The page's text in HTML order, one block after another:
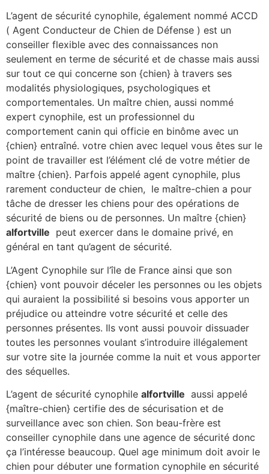
L’agent de sécurité cynophile, également nommé ACCD
( Agent Conducteur de Chien de Défense ) est un
conseiller flexible avec des connaissances non
seulement en terme de sécurité et de chasse mais aussi
sur tout ce qui concerne son {chien} à travers ses
modalités physiologiques, psychologiques et
comportementales. Un maître chien, aussi nommé
expert cynophile, est un professionnel du
comportement canin qui officie en binôme avec un
{chien} entraîné. votre chien avec lequel vous êtes sur le
point de travailler est l’élément clé de votre métier de
maître {chien}. Parfois appelé agent cynophile, plus
rarement conducteur de chien, le maître-chien a pour
tâche de dresser les chiens pour des opérations de
sécurité de biens ou de personnes. Un maître {chien}
alfortville peut exercer dans le domaine privé, en
général en tant qu’agent de sécurité.
L’Agent Cynophile sur l’île de France ainsi que son
{chien} vont pouvoir déceler les personnes ou les objets
qui auraient la possibilité si besoins vous apporter un
préjudice ou atteindre votre sécurité et celle des
personnes présentes. Ils vont aussi pouvoir dissuader
toutes les personnes voulant s’introduire illégalement
sur votre site la journée comme la nuit et vous apporter
des séquelles.
L’agent de sécurité cynophile alfortville aussi appelé
{maître-chien} certifie des de sécurisation et de
surveillance avec son chien. Son beau-frère est
conseiller cynophile dans une agence de sécurité donc
ça l’intéresse beaucoup. Quel age minimum doit avoir le
chien pour débuter une formation cynophile en sécurité